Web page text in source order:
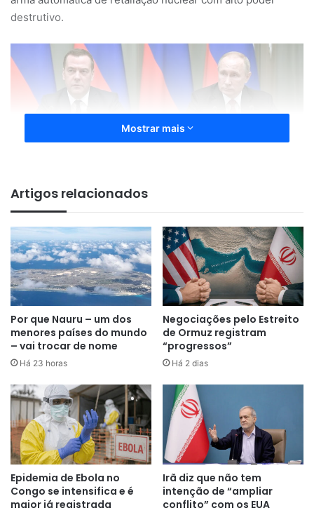
destrutivo.
“Palavras são muito importantes e
muitas vezes podem levar a
consequências indesejadas.
Espero que este não seja um
desses casos”, disse Trump em
uma publicação na rede Truth
Social.
O republicano também pediu um cessar-fogo na guerra
entre Rússia e Ucrânia, que já se prolonga há mais de três
anos, e estabeleceu um prazo de 10 dias para um acordo
de paz, sob ameaça de sanções comerciais.
Mostrar mais
Artigos relacionados
Por que Nauru – um dos
menores países do mundo
– vai trocar de nome
Há 23 horas
Negociações pelo Estreito
de Ormuz registram
“progressos”
Há 2 dias
Epidemia de Ebola no
Congo se intensifica e é
maior já registrada
Irã diz que não tem
intenção de “ampliar
conflito” com os EUA